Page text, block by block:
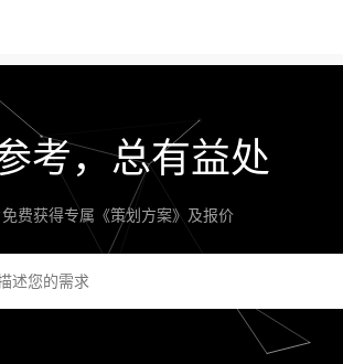
考，总有益处
费获得专属《策划方案》及报价